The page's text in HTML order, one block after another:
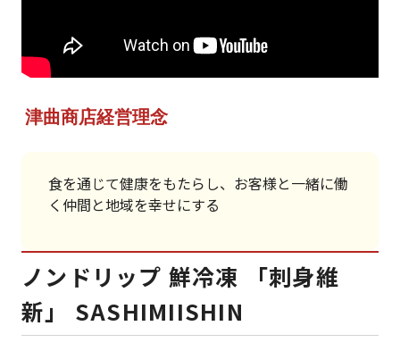
津曲商店経営理念
食を通じて健康をもたらし、お客様と一緒に働
く仲間と地域を幸せにする
ノンドリップ 鮮冷凍 「刺身維
新」 SASHIMIISHIN